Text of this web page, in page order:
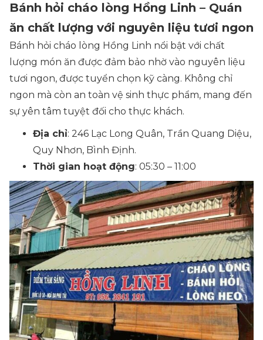
Bánh hỏi cháo lòng Hồng Linh – Quán
ăn chất lượng với nguyên liệu tươi ngon
Bánh hỏi cháo lòng Hồng Linh nổi bật với chất
lượng món ăn được đảm bảo nhờ vào nguyên liệu
tươi ngon, được tuyển chọn kỹ càng. Không chỉ
ngon mà còn an toàn vệ sinh thực phẩm, mang đến
sự yên tâm tuyệt đối cho thực khách.
Địa chỉ: 246 Lạc Long Quân, Trần Quang Diệu,
Quy Nhơn, Bình Định.
Thời gian hoạt động: 05:30 – 11:00